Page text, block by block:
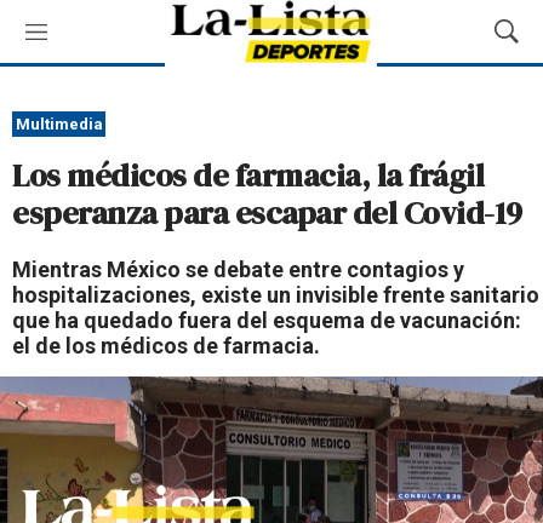
M
e
ú
M
o
B
q
u
d
a
Multimedia
Los médicos de farmacia, la frágil
esperanza para escapar del Covid-19
Mientras México se debate entre contagios y
hospitalizaciones, existe un invisible frente sanitario
que ha quedado fuera del esquema de vacunación:
el de los médicos de farmacia.